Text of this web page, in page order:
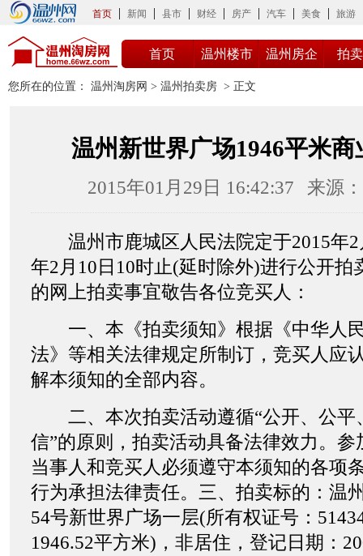
首页 新闻 县市 财经 房产 汽车 美食 旅游
首页 温州楼市 温州房企 拍
您所在的位置： 温州淘房网 > 温州拍卖房 > 正文
温州新世界广场1946平米
2015年01月29日 16:42:37 来源
温州市鹿城区人民法院定于2015年2
年2月10日10时止(延时除外)进行公开拍
的网上拍卖事宜敬告各位竞买人：
一、本《拍卖须知》根据《中华人
法》等相关法律规定所制订，竞买人应
解本须知的全部内容。
二、本次拍卖活动遵循“公开、公平
信”的原则，拍卖活动具备法律效力。
当事人和竞买人必须遵守本须知的各项
行为承担法律责任。三、拍卖标的：温
54号新世界广场一层(所有权证号：
1946.52平方米)，非居住，登记日期：